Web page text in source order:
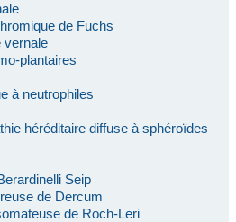
de Fuchs
vernale
plantaires
à neutrophiles
héréditaire diffuse à sphéroïdes
Seip
de Dercum
de Roch-Leri